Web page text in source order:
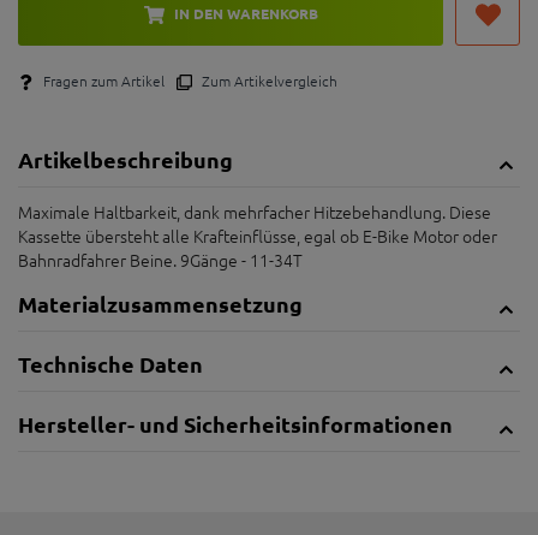
IN DEN WARENKORB
Fragen zum Artikel Zum Artikelvergleich
Artikelbeschreibung
Maximale Haltbarkeit, dank mehrfacher Hitzebehandlung. Diese
Kassette übersteht alle Krafteinflüsse, egal ob E-Bike Motor oder
Bahnradfahrer Beine. 9Gänge - 11-34T
Materialzusammensetzung
Technische Daten
Hersteller- und Sicherheitsinformationen